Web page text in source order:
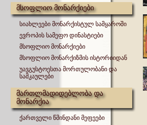
მსოფლიო მონარქიები
სიახლეები მონარქისტულ სამყაროში
ევროპის სამეფო დინასტიები
მსოფლიო მონარქიები
მსოფლიო მონარქიზმის ისტორიიდან
უავგუსტოესთა მორთულობანი და
სამკაულები
მართლმადიდებლობა და
მონარქია
ქართველი წმინდანი მეფეები